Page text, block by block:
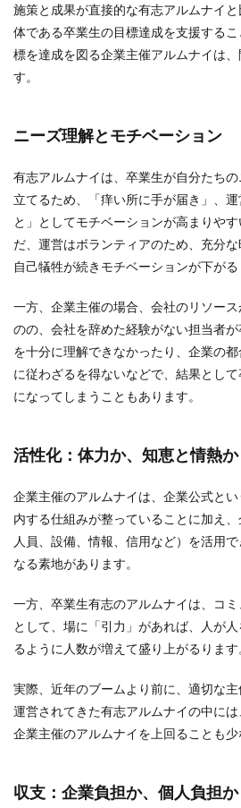
施策と成果が直接的な有志アルムナイ
体である卒業生の目標達成を支援する
標を達成を図る企業主催アルムナイは
す。
ニーズ理解とモチベーション
有志アルムナイは、卒業生が自分たち
立てるため、「痒い所に手が届き」、
と」としてモチベーションが高まりや
だ、運営はボランティアのため、充分な
自己犠牲が続きモチベーションが下がる
一方、企業主催の場合、会社のリソー
のの、会社を辞めた経験がない担当者
を十分に理解できなかったり、企業の
に従わざるを得ないなどで、結果とし
になってしまうこともあります。
活性化：体力か、知恵と情熱か
企業主催のアルムナイは、企業公式と
内する仕組みが整っていることに加え、
人員、設備、情報、信用など）を活用
なる素地があります。
一方、卒業生有志のアルムナイは、コ
として、場に「引力」があれば、人が
るように人数が増えて盛り上がるります
実際、近年のブームより前に、適切な
運営されてきた有志アルムナイの中に
企業主催のアルムナイを上回ることも少
収支：企業負担か、個人負担か